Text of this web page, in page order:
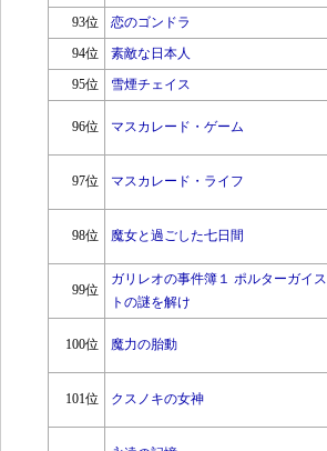
93位 恋のゴンドラ
94位 素敵な日本人
95位 雪煙チェイス
96位 マスカレード・ゲーム
97位 マスカレード・ライフ
98位 魔女と過ごした七日間
99位
ガリレオの事件簿１ ポルターガイス
トの謎を解け
100位 魔力の胎動
101位 クスノキの女神